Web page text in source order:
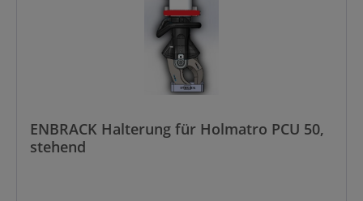
ENBRACK Halterung für Holmatro PCU 50,
stehend